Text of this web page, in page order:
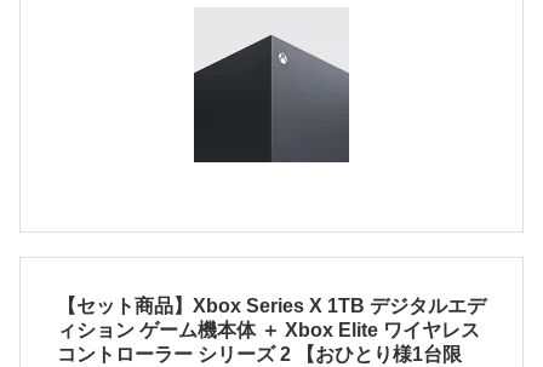
【セット商品】Xbox Series X 1TB デジタルエデ
ィション ゲーム機本体 ＋ Xbox Elite ワイヤレス
コントローラー シリーズ 2 【おひとり様1台限